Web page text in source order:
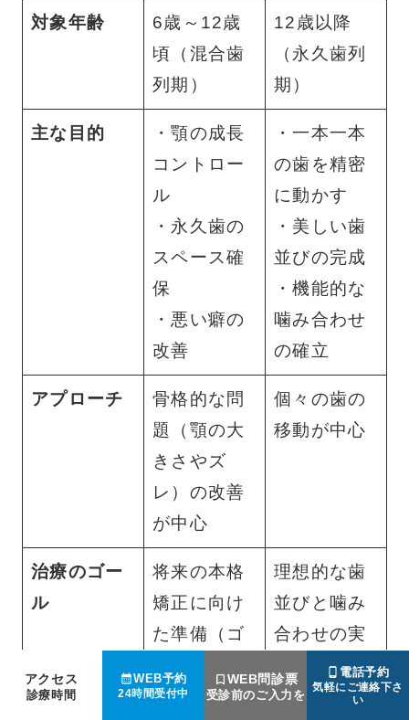
対象年齢
6歳～12歳
頃（混合歯
列期）
12歳以降
（永久歯列
期）
主な目的
・顎の成長
コントロー
ル
・永久歯の
スペース確
保
・悪い癖の
改善
・一本一本
の歯を精密
に動かす
・美しい歯
並びの完成
・機能的な
噛み合わせ
の確立
アプローチ
骨格的な問
題（顎の大
きさやズ
レ）の改善
が中心
個々の歯の
移動が中心
治療のゴー
ル
将来の本格
矯正に向け
た準備（ゴ
点）
理想的な歯
並びと噛み
合わせの実
現（ゴール
は100点）
アクセス
診療時間
WEB予約
24時間受付中
WEB問診票
受診前のご入力を
電話予約
気軽にご連絡下さ
い